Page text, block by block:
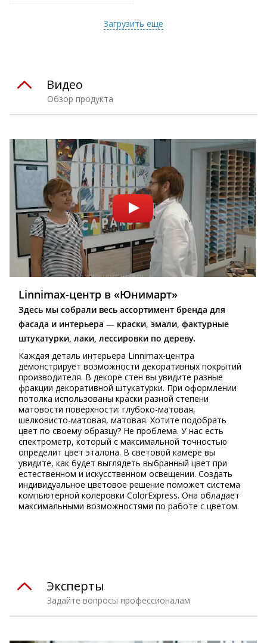
Загрузить еще
Обзор продукта
Видео
Linnimax-центр в «Юнимарт»
Здесь мы собрали весь ассортимент бренда для
фасада и интерьера — краски, эмали, фактурные
штукатурки, лаки, лессировки по дереву.
Каждая деталь интерьера Linnimax-центра
демонстрирует возможности декоративных покрытий
производителя. В декоре стен вы увидите разные
фракции декоративной штукатурки. При оформлении
потолка использованы краски разной степени
матовости поверхности: глубоко-матовая,
шелковисто-матовая, матовая. Хотите подобрать
цвет по своему образцу? Не проблема. У нас есть
спектрометр, который с максимальной точностью
определит цвет эталона. В световой камере вы
увидите, как будет выглядеть выбранный цвет при
естественном и искусственном освещении. Создать
индивидуальное цветовое решение поможет система
компьютерной колеровки ColorExpress. Она обладает
максимальными возможностями по работе с цветом.
Задайте вопросы профессионалам
Эксперты